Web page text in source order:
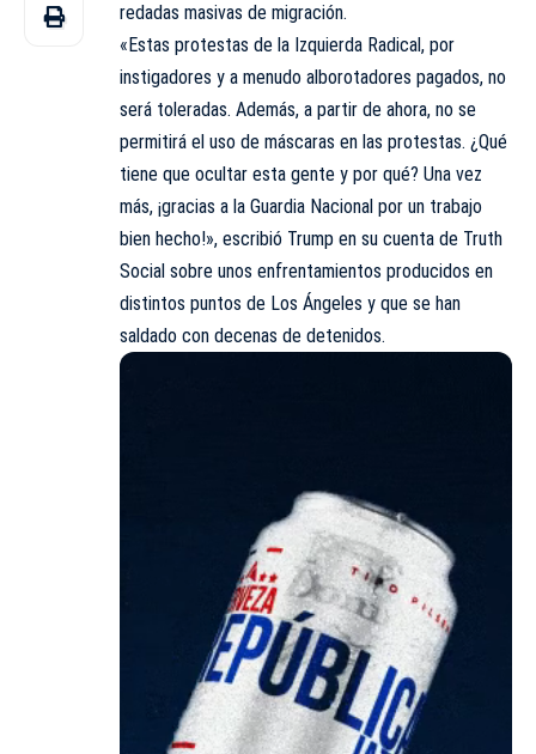
redadas masivas de migración.
«Estas protestas de la Izquierda Radical, por
instigadores y a menudo alborotadores pagados, no
será toleradas. Además, a partir de ahora, no se
permitirá el uso de máscaras en las protestas. ¿Qué
tiene que ocultar esta gente y por qué? Una vez
más, ¡gracias a la Guardia Nacional por un trabajo
bien hecho!», escribió Trump en su cuenta de Truth
Social sobre unos enfrentamientos producidos en
distintos puntos de Los Ángeles y que se han
saldado con decenas de detenidos.